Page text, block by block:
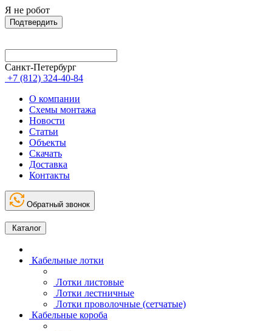
Я не робот
Подтвердить
Санкт-Петербург
+7 (812) 324-40-84
О компании
Схемы монтажа
Новости
Статьи
Объекты
Скачать
Доставка
Контакты
Обратный звонок
Каталог
Кабельные лотки
Лотки листовые
Лотки лестничные
Лотки проволочные (сетчатые)
Кабельные короба